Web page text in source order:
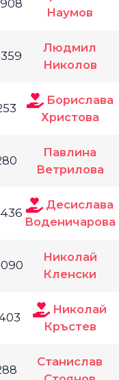
Наумов
Людмил
Николов
Борислава
Христова
Павлина
Ветрилова
Десислава
Воденичарова
Николай
Кленски
Николай
Кръстев
Станислав